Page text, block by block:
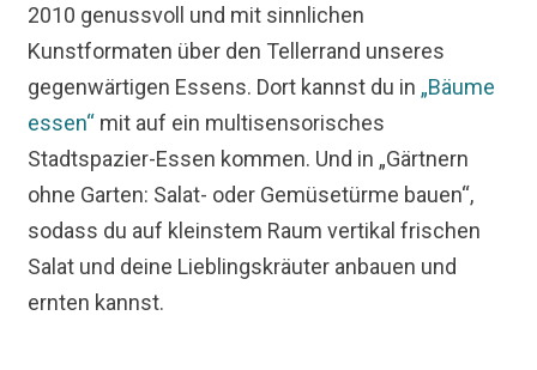
2010 genussvoll und mit sinnlichen
Kunstformaten über den Tellerrand unseres
gegenwärtigen Essens. Dort kannst du in „Bäume
essen“mit auf ein multisensorisches
Stadtspazier-Essen kommen. Und in „Gärtnern
ohne Garten: Salat- oder Gemüsetürme bauen“,
sodass du auf kleinstem Raum vertikal frischen
Salat und deine Lieblingskräuter anbauen und
ernten kannst.